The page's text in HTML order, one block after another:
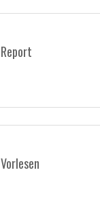
Report
Vorlesen